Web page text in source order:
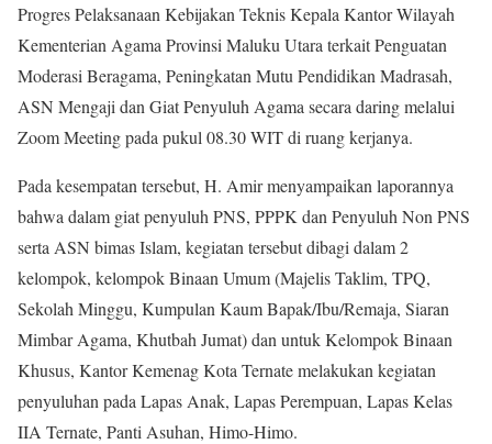
Progres Pelaksanaan Kebijakan Teknis Kepala Kantor Wilayah
Kementerian Agama Provinsi Maluku Utara terkait Penguatan
Moderasi Beragama, Peningkatan Mutu Pendidikan Madrasah,
ASN Mengaji dan Giat Penyuluh Agama secara daring melalui
Zoom Meeting pada pukul 08.30 WIT di ruang kerjanya.
Pada kesempatan tersebut, H. Amir menyampaikan laporannya
bahwa dalam giat penyuluh PNS, PPPK dan Penyuluh Non PNS
serta ASN bimas Islam, kegiatan tersebut dibagi dalam 2
kelompok, kelompok Binaan Umum (Majelis Taklim, TPQ,
Sekolah Minggu, Kumpulan Kaum Bapak/Ibu/Remaja, Siaran
Mimbar Agama, Khutbah Jumat) dan untuk Kelompok Binaan
Khusus, Kantor Kemenag Kota Ternate melakukan kegiatan
penyuluhan pada Lapas Anak, Lapas Perempuan, Lapas Kelas
IIA Ternate, Panti Asuhan, Himo-Himo.